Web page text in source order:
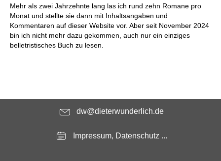
Mehr als zwei Jahrzehnte lang las ich rund zehn Romane pro
Monat und stellte sie dann mit Inhaltsangaben und
Kommentaren auf dieser Website vor. Aber seit November 2024
bin ich nicht mehr dazu gekommen, auch nur ein einziges
belletristisches Buch zu lesen.
dw@dieterwunderlich.de
Impressum, Datenschutz ...